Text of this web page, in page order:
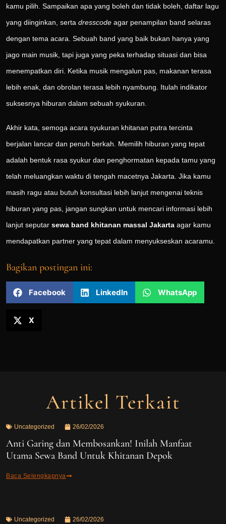
kamu pilih. Sampaikan apa yang boleh dan tidak boleh, daftar lagu
yang diinginkan, serta dresscode agar penampilan band selaras
dengan tema acara. Sebuah band yang baik bukan hanya yang
jago main musik, tapi juga yang peka terhadap situasi dan bisa
menempatkan diri. Ketika musik mengalun pas, makanan terasa
lebih enak, dan obrolan terasa lebih nyambung. Itulah indikator
suksesnya hiburan dalam sebuah syukuran.
Akhir kata, semoga acara syukuran khitanan putra tercinta
berjalan lancar dan penuh berkah. Memilih hiburan yang tepat
adalah bentuk rasa syukur dan penghormatan kepada tamu yang
telah meluangkan waktu di tengah macetnya Jakarta. Jika kamu
masih ragu atau butuh konsultasi lebih lanjut mengenai teknis
hiburan yang pas, jangan sungkan untuk mencari informasi lebih
lanjut seputar sewa band khitanan massal Jakarta agar kamu
mendapatkan partner yang tepat dalam menyukseskan acaramu.
Bagikan postingan ini:
Facebook LinkedIn WhatsApp
X
Artikel Terkait
Uncategorized 26/02/2026
Anti Garing dan Membosankan! Inilah Manfaat
Utama Sewa Band Untuk Khitanan Depok
Baca Selengkapnya
Uncategorized 26/02/2026